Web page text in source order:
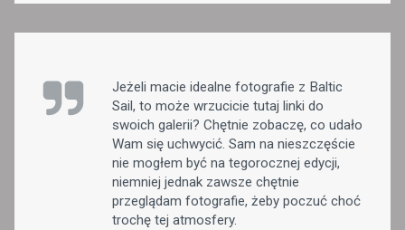
Jeżeli macie idealne fotografie z Baltic
Sail, to może wrzucicie tutaj linki do
swoich galerii? Chętnie zobaczę, co udało
Wam się uchwycić. Sam na nieszczęście
nie mogłem być na tegorocznej edycji,
niemniej jednak zawsze chętnie
przeglądam fotografie, żeby poczuć choć
trochę tej atmosfery.